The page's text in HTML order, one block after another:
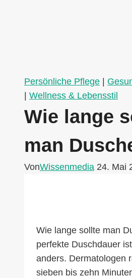
Persönliche Pflege |
| Wellness & Lebensstil
Wie lange
man
VonWissenmedia 24. Mai
Wie lange sollte man
perfekte Duschdauer
anders. Dermatologen
sieben bis zehn